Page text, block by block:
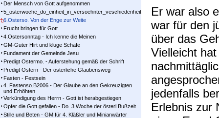
Der Mensch von Gott aufgenommen
5_osterwoche_do_einheit_in_versoehnter_veschiedenheit
6.Osterso. Von der Enge zur Weite
Frucht bringen für Gott
4.Ostersonntag - Ich kenne die Meinen
GM-Guter Hirt und kluge Schafe
Fundament der Gemeinde Jesu
Predigt Ostermo. - Auferstehung gemäß der Schrift
Predigt Ostern - Der österliche Glaubensweg
Fasten - Festsein
4. Fastenso.B2006 - Der Glaube an den Gekreuzigten
und Erhöhten
Verkündigung des Herrn - Gott ist herabgestiegen
Opfer die Gott gefallen - Do. 3.Woche der österl.Bußzeit
Stille und Beten - GM für 4. Kläßler und Minianwärter
Er war also
war für den
über das
Vielleicht
jedenfalls
Erlebnis zur